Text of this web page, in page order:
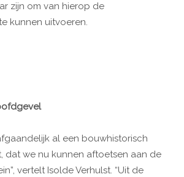
zijn om van hierop de
kunnen uitvoeren.
al een bouwhistorisch
dat we nu kunnen aftoetsen aan de
vertelt Isolde Verhulst. “Uit de